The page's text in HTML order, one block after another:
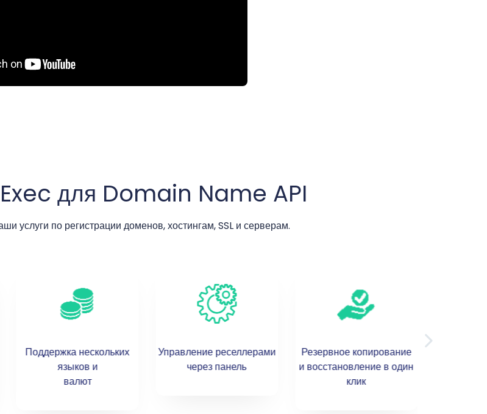
для Domain Name API
услуги по регистрации доменов, хостингам, SSL и серверам.
Поддержка нескольких
языков и
валют
Управление реселлерами
через панель
Резервное копирование
и восстановление в один
клик